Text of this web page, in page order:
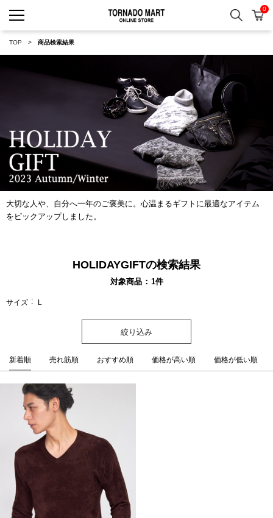
検索 カ
0
TOP 商品検索結果
大切な人や、自分へ一年のご褒美に。心温まるギフトに最適なアイテム
をピックアップしました。
HOLIDAYGIFTの検索結果
対象商品 1件
サイズ L
絞り込み
新着順 売れ筋順 おすすめ順 価格が高い順 価格が低い順